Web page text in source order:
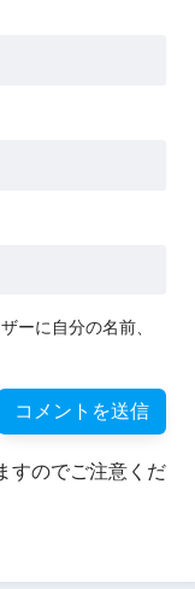
ーに自分の名前、
すのでご注意くだ